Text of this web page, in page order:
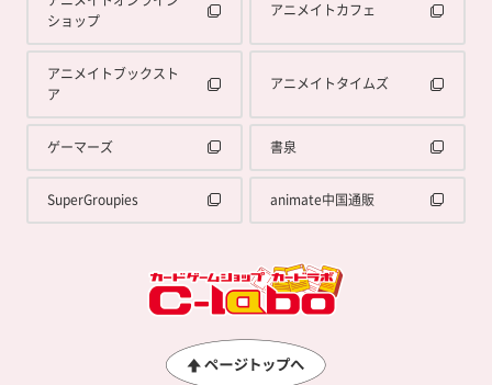
ショップ
アニメイトカフェ
アニメイトブックスト
ア
アニメイトタイムズ
ゲーマーズ 書泉
SuperGroupies animate中国通販